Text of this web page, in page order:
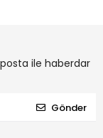
ile haberdar
Gönder